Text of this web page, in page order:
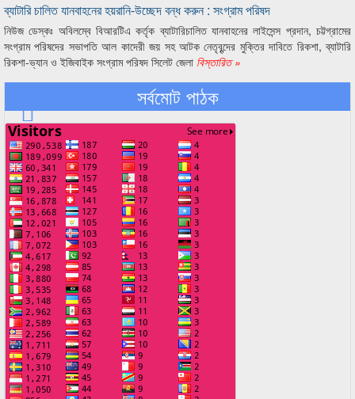
ব্যাটারি চালিত যানবাহনের হয়রানি-উচ্ছেদ বন্ধ করুন : সংগ্রাম পরিষদ
নিউজ ডেস্কঃ অবিলম্বে বিআরটিএ কর্তৃক ব্যাটারিচালিত যানবাহনের লাইসেন্স প্রদান, চট্টগ্রামের
সংগ্রাম পরিষদের সভাপতি আল কাদেরী জয় সহ আটক নেতৃবৃন্দের মুক্তির দাবিতে রিকশা, ব্যাটারি
রিকশা-ভ্যান ও ইজিবাইক সংগ্রাম পরিষদ সিলেট জেলা বিস্তারিত »
সর্বমোট পাঠক